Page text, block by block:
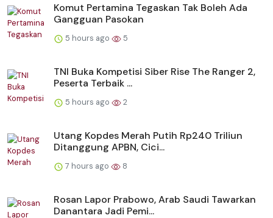
Komut Pertamina Tegaskan Tak Boleh Ada
Gangguan Pasokan
5 hours ago 5
TNI Buka Kompetisi Siber Rise The Ranger 2,
Peserta Terbaik ...
5 hours ago 2
Utang Kopdes Merah Putih Rp240 Triliun
Ditanggung APBN, Cici...
7 hours ago 8
Rosan Lapor Prabowo, Arab Saudi Tawarkan
Danantara Jadi Pemi...